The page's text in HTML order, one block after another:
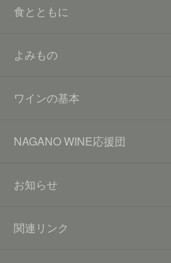
食とともに
よみもの
ワインの基本
NAGANO WINE応援団
お知らせ
関連リンク